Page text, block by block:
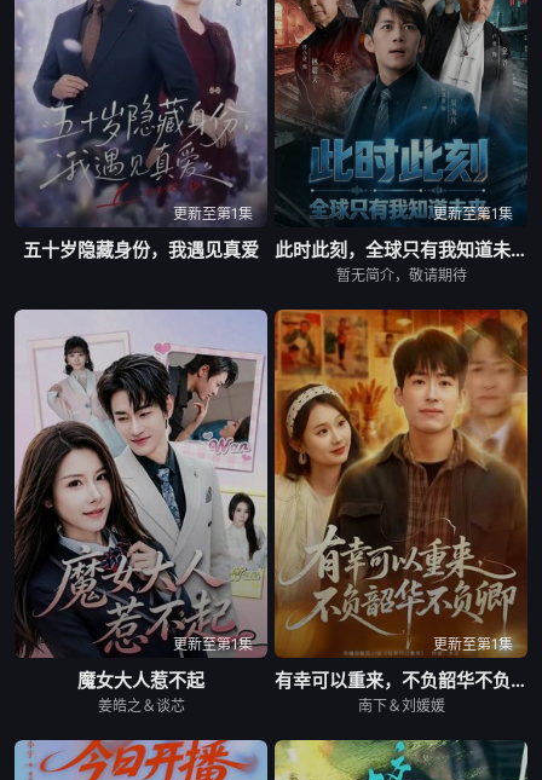
第43集 第44集 第45集
第46集 第47集 第48集
第49集 第50集 第51集
第52集 第53集 第54集
第55集 第56集 第57集
第58集 第59集 第60集
更新至第1集
五十岁隐藏身份，我遇见真爱
更新至第1集
此时此刻，全球只有我知道未来
暂无简介，敬请期待
更新至第1集
魔女大人惹不起
姜皓之＆谈芯
更新至第1集
有幸可以重来，不负韶华不负卿
南下＆刘媛媛